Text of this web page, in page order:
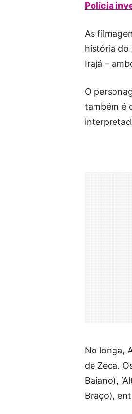
Polícia
As
história do
Irajá –
O
também é
No longa,
de Zeca.
Baiano),
Braço),